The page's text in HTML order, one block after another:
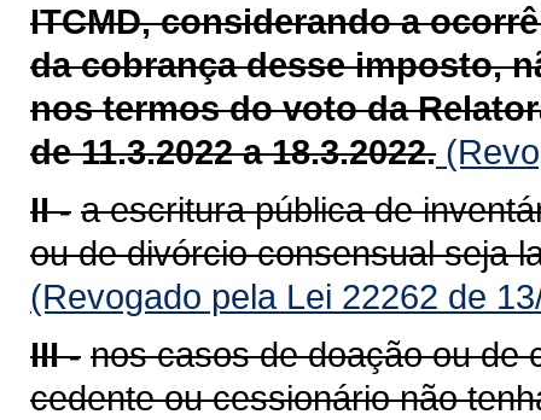
ITCMD, considerando a
da cobrança desse imposto,
nos termos do voto da
de 11.3.2022 a 18.3.2022.
II - a escritura pública de
ou de divórcio consensual seja
(Revogado pela Lei 22262 de
III - nos casos de doação ou de
cedente ou cessionário não